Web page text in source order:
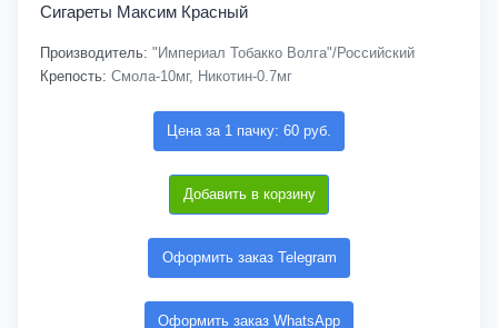
Сигареты Максим Красный
Производитель: "Империал Тобакко Волга"/Российский
Крепость: Смола-10мг, Никотин-0.7мг
Цена за 1 пачку: 60 руб.
Добавить в корзину
Оформить заказ Telegram
Оформить заказ WhatsApp